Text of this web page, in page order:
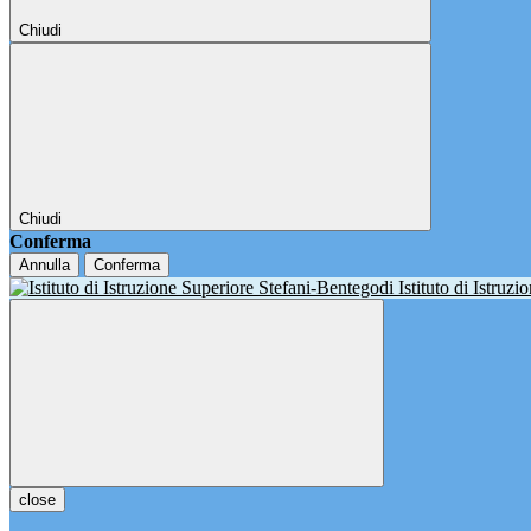
Chiudi
Chiudi
Conferma
Annulla Conferma
Istituto di
close